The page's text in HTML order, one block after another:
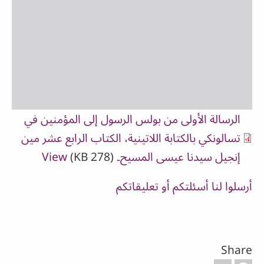
الرسالة الأولى من بولس الرسول إلى المؤمنين في
تسالونكي بالكتابة اللاتينية، الكتاب الرابع عشر مين
إنجيل سيدنا عيسى المسيح۔ (278 KB)
View
أرسلوا لنا أسئلتكم أو تعليقاتكم
Share